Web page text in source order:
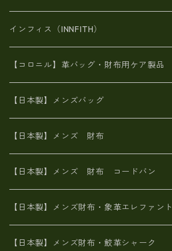
がま口
斜め掛け
スペインレザー
メタリック
スペインレザー
佐賀牛革
革友禅染め
L字ファスナー財布
スペインレザー
革友禅染め
ポーチ
ヌメ革
革友禅染め
財布ショルダー
ヌメ革
がま口財布
革友禅染め
山羊革
火山灰染め
名刺入れ・キーケース、他
財布・小物
BAG
財布・小物
インフィス（INNFITH）
BAG
財布・小物
【コロニル】革バッグ・財布用ケア製品
【日本製】メンズバッグ
【日本製】メンズ 財布
象革エレファント【日本製】メンズ 財布
鮫革シャーク【日本製】メンズ 財布
ブライドルレザー【日本製】メンズ 財布
【日本製】メンズ 財布 コードバン
【日本製】メンズ財布・象革エレファント
【日本製】メンズ財布・鮫革シャーク